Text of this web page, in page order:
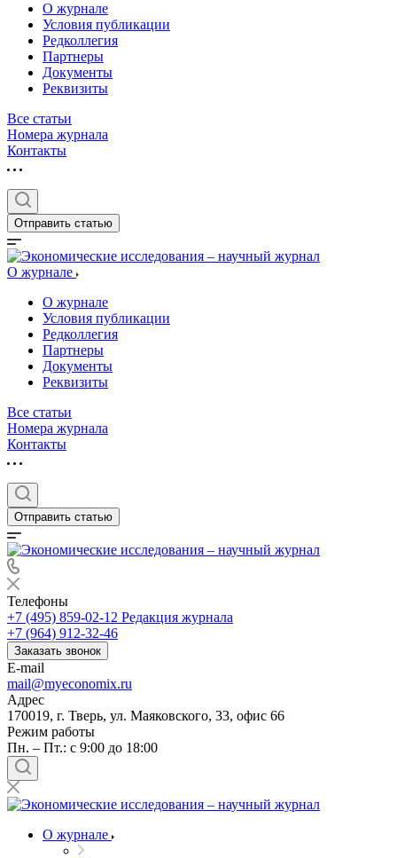
О журнале
Условия публикации
Редколлегия
Партнеры
Документы
Реквизиты
Все статьи
Номера журнала
Контакты
Отправить статью
О журнале
О журнале
Условия публикации
Редколлегия
Партнеры
Документы
Реквизиты
Все статьи
Номера журнала
Контакты
Отправить статью
Телефоны
+7 (495) 859-02-12 Редакция журнала
+7 (964) 912-32-46
Заказать звонок
E-mail
mail@myeconomix.ru
Адрес
170019, г. Тверь, ул. Маяковского, 33, офис 66
Режим работы
Пн. – Пт.: с 9:00 до 18:00
О журнале